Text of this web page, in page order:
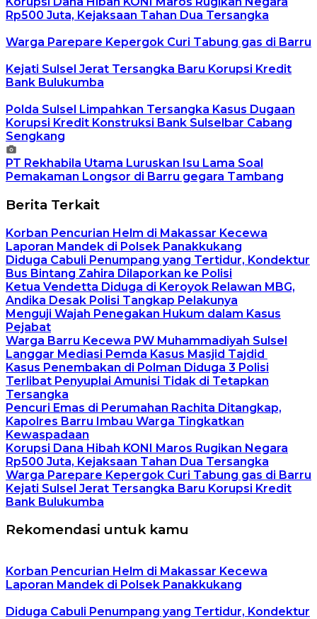
Rp500 Juta, Kejaksaan Tahan Dua Tersangka
Warga Parepare Kepergok Curi Tabung gas di Barru
Kejati Sulsel Jerat Tersangka Baru Korupsi Kredit
Bank Bulukumba
Polda Sulsel Limpahkan Tersangka Kasus Dugaan
Korupsi Kredit Konstruksi Bank Sulselbar Cabang
Sengkang
PT Rekhabila Utama Luruskan Isu Lama Soal
Pemakaman Longsor di Barru gegara Tambang
Berita Terkait
Korban Pencurian Helm di Makassar Kecewa
Laporan Mandek di Polsek Panakkukang
Diduga Cabuli Penumpang yang Tertidur, Kondektur
Bus Bintang Zahira Dilaporkan ke Polisi
Ketua Vendetta Diduga di Keroyok Relawan MBG,
Andika Desak Polisi Tangkap Pelakunya
Menguji Wajah Penegakan Hukum dalam Kasus
Pejabat
Warga Barru Kecewa PW Muhammadiyah Sulsel
Langgar Mediasi Pemda Kasus Masjid Tajdid
Kasus Penembakan di Polman Diduga 3 Polisi
Terlibat Penyuplai Amunisi Tidak di Tetapkan
Tersangka
Pencuri Emas di Perumahan Rachita Ditangkap,
Kapolres Barru Imbau Warga Tingkatkan
Kewaspadaan
Korupsi Dana Hibah KONI Maros Rugikan Negara
Rp500 Juta, Kejaksaan Tahan Dua Tersangka
Warga Parepare Kepergok Curi Tabung gas di Barru
Kejati Sulsel Jerat Tersangka Baru Korupsi Kredit
Bank Bulukumba
Rekomendasi untuk kamu
Korban Pencurian Helm di Makassar Kecewa
Laporan Mandek di Polsek Panakkukang
Diduga Cabuli Penumpang yang Tertidur, Kondektur